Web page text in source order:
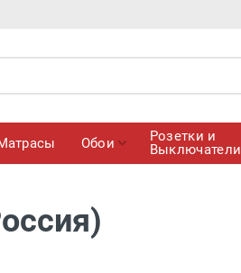
Обои
Розетки и
Выключатели